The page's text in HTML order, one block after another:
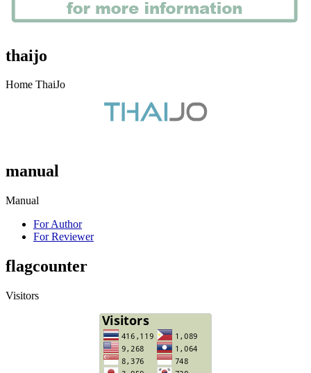
thaijo
Home ThaiJo
manual
Manual
For Author
For Reviewer
flagcounter
Visitors